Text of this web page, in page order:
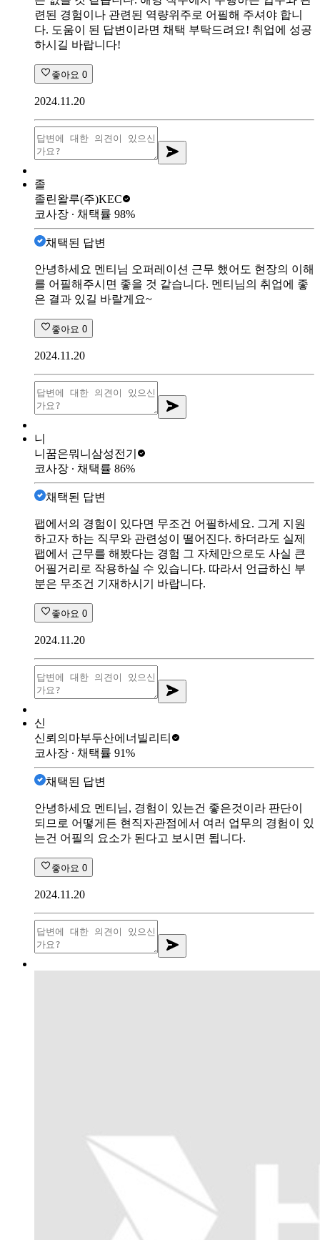
련된 경험이나 관련된 역량위주로 어필해 주셔야 합니
다. 도움이 된 답변이라면 채택 부탁드려요! 취업에 성공
하시길 바랍니다!
좋아요 0
2024.11.20
졸
졸린왈루(주)KEC
코사장 ∙ 채택률 98%
채택된 답변
안녕하세요 멘티님 오퍼레이션 근무 했어도 현장의 이해
를 어필해주시면 좋을 것 같습니다. 멘티님의 취업에 좋
은 결과 있길 바랄게요~
좋아요 0
2024.11.20
니
니꿈은뭐니 삼성전기
코사장 ∙ 채택률 86%
채택된 답변
팹에서의 경험이 있다면 무조건 어필하세요. 그게 지원
하고자 하는 직무와 관련성이 떨어진다. 하더라도 실제
팹에서 근무를 해봤다는 경험 그 자체만으로도 사실 큰
어필거리로 작용하실 수 있습니다. 따라서 언급하신 부
분은 무조건 기재하시기 바랍니다.
좋아요 0
2024.11.20
신
신뢰의마부두산에너빌리티
코사장 ∙ 채택률 91%
채택된 답변
안녕하세요 멘티님, 경험이 있는건 좋은것이라 판단이
되므로 어떻게든 현직자관점에서 여러 업무의 경험이 있
는건 어필의 요소가 된다고 보시면 됩니다.
좋아요 0
2024.11.20